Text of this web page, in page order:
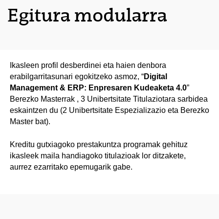
Egitura modularra
Ikasleen profil desberdinei eta haien denbora
erabilgarritasunari egokitzeko asmoz, “Digital
Management & ERP: Enpresaren Kudeaketa 4.0”
Berezko Masterrak , 3 Unibertsitate Titulaziotara sarbidea
eskaintzen du (2 Unibertsitate Espezializazio eta Berezko
Master bat).
Kreditu gutxiagoko prestakuntza programak gehituz
ikasleek maila handiagoko titulazioak lor ditzakete,
aurrez ezarritako epemugarik gabe.